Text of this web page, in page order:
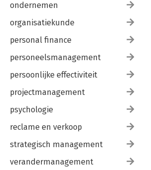
ondernemen
organisatiekunde
personal finance
personeelsmanagement
persoonlijke effectiviteit
projectmanagement
psychologie
reclame en verkoop
strategisch management
verandermanagement